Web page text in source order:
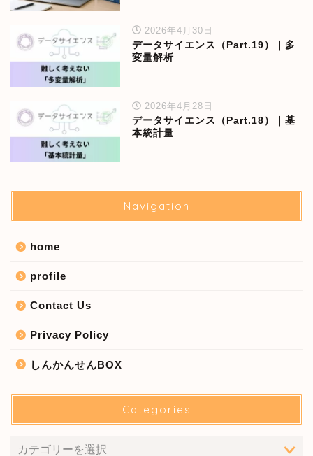
2026年4月30日
データサイエンス（Part.19）｜多
変量解析
2026年4月28日
データサイエンス（Part.18）｜基
本統計量
Navigation
home
profile
Contact Us
Privacy Policy
しんかんせんBOX
Categories